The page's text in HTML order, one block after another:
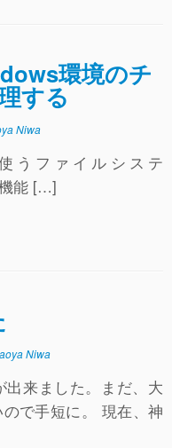
環境のチ
する
Niwa
うファイルシステ
機能 […]
Niwa
来ました。まだ、大
で手短に。 現在、神